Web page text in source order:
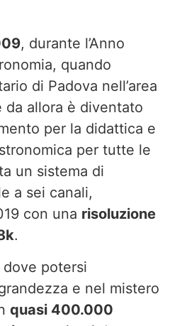
, durante l’Anno
quando
di Padova nell’area
da allora è diventato
per la didattica e
per tutte le
un sistema di
a sei canali,
con una risoluzione
.
potersi
e nel mistero
quasi 400.000